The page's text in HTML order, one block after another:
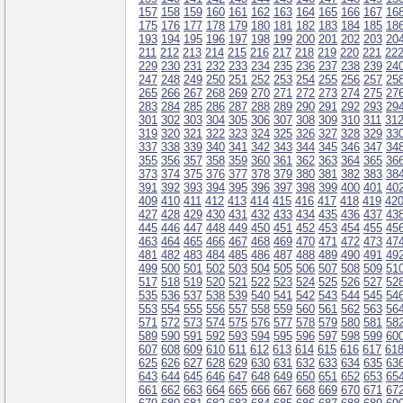
157 158 159 160 161 162 163 164 165 166 167
175 176 177 178 179 180 181 182 183 184 185
193 194 195 196 197 198 199 200 201 202 203
211 212 213 214 215 216 217 218 219 220 221 222
229 230 231 232 233 234 235 236 237 238 239
247 248 249 250 251 252 253 254 255 256 257
265 266 267 268 269 270 271 272 273 274 275
283 284 285 286 287 288 289 290 291 292 293
301 302 303 304 305 306 307 308 309 310 311 312
319 320 321 322 323 324 325 326 327 328 329
337 338 339 340 341 342 343 344 345 346 347
355 356 357 358 359 360 361 362 363 364 365
373 374 375 376 377 378 379 380 381 382 383
391 392 393 394 395 396 397 398 399 400 401
409 410 411 412 413 414 415 416 417 418 419 420
427 428 429 430 431 432 433 434 435 436 437
445 446 447 448 449 450 451 452 453 454 455
463 464 465 466 467 468 469 470 471 472 473
481 482 483 484 485 486 487 488 489 490 491
499 500 501 502 503 504 505 506 507 508 509
517 518 519 520 521 522 523 524 525 526 527
535 536 537 538 539 540 541 542 543 544 545
553 554 555 556 557 558 559 560 561 562 563
571 572 573 574 575 576 577 578 579 580 581
589 590 591 592 593 594 595 596 597 598 599
607 608 609 610 611 612 613 614 615 616 617 618
625 626 627 628 629 630 631 632 633 634 635
643 644 645 646 647 648 649 650 651 652 653
661 662 663 664 665 666 667 668 669 670 671